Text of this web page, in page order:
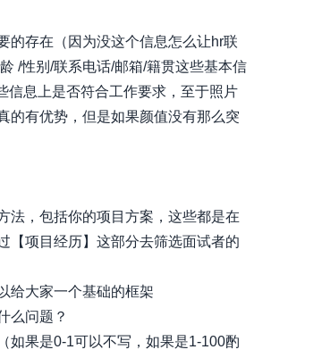
的存在（因为没这个信息怎么让hr联
/性别/联系电话/邮箱/籍贯这些基本信
信息上是否符合工作要求，至于照片
的有优势，但是如果颜值没有那么突
法，包括你的项目方案，这些都是在
【项目经历】这部分去筛选面试者的
给大家一个基础的框架
么问题？
如果是0-1可以不写，如果是1-100酌